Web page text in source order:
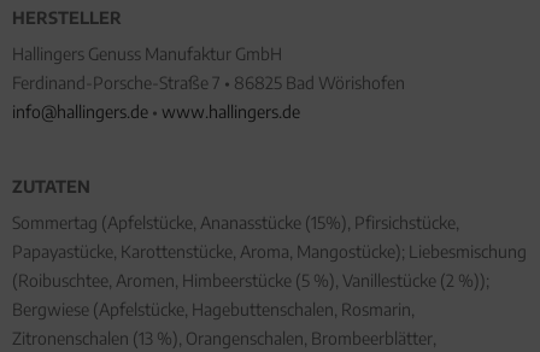
HERSTELLER
Hallingers Genuss Manufaktur GmbH
Ferdinand-Porsche-Straße 7 • 86825 Bad Wörishofen
info@hallingers.de • www.hallingers.de
ZUTATEN
Sommertag (Apfelstücke, Ananasstücke (15%), Pfirsichstücke,
Papayastücke, Karottenstücke, Aroma, Mangostücke); Liebesmischung
(Roibuschtee, Aromen, Himbeerstücke (5 %), Vanillestücke (2 %));
Bergwiese (Apfelstücke, Hagebuttenschalen, Rosmarin,
Zitronenschalen (13 %), Orangenschalen, Brombeerblätter,